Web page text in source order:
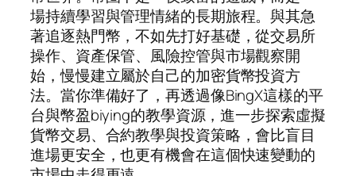
場持續學習與管理情緒的長期旅程。與其急
著追逐熱門幣，不如先打好基礎，從交易所
操作、資產保管、風險控管與市場觀察開
始，慢慢建立屬於自己的加密貨幣投資方
法。當你準備好了，再透過像BingX這樣的平
台與幣盈biying的教學資源，進一步探索虛擬
貨幣交易、合約教學與投資策略，會比盲目
進場更安全，也更有機會在這個快速變動的